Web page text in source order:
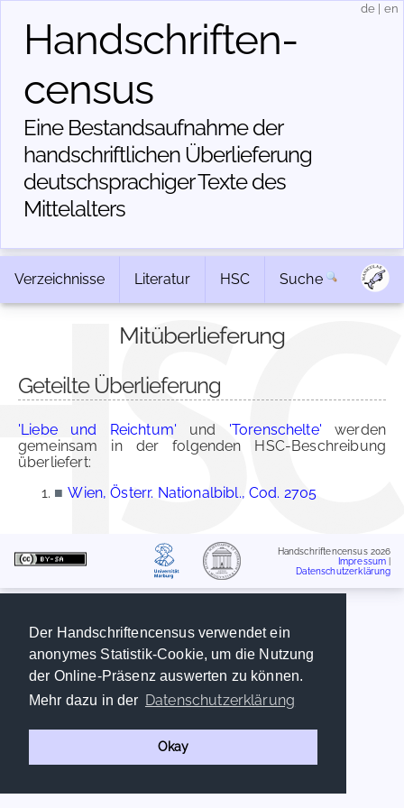
Der Handschriftencensus verwendet ein
anonymes Statistik-Cookie, um die Nutzung
der Online-Präsenz auswerten zu können.
Mehr dazu in der Datenschutzerklärung
Okay
Handschriften­
census
Eine Bestandsaufnahme der
handschriftlichen Über­lieferung
deutschsprachiger Texte des
Mittelalters
de en
Verzeichnisse Literatur HSC Suche
Mitüberlieferung
Geteilte Überlieferung
'Liebe und Reichtum' und 'Torenschelte' werden
gemeinsam in der folgenden HSC-Beschreibung
überliefert:
■ Wien, Österr. Nationalbibl., Cod. 2705
Handschriftencensus 2026
Impressum
Datenschutzerklärung